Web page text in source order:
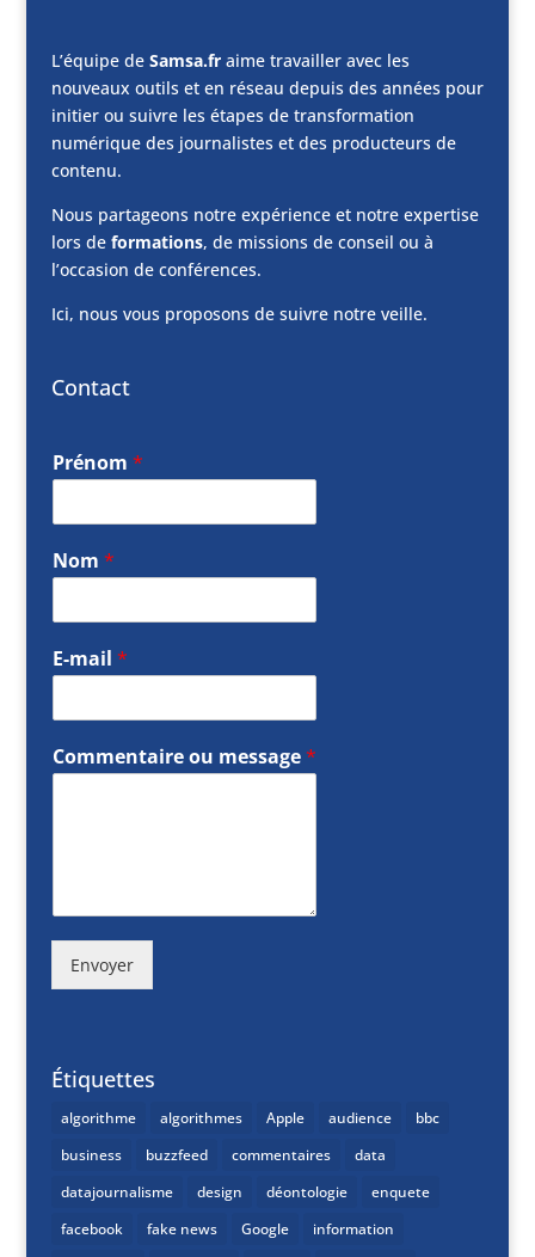
L’équipe de Samsa.fraime travailler avec les
nouveaux outils et en réseau depuis des années pour
initier ou suivre les étapes de transformation
numérique des journalistes et des producteurs de
contenu.
Nous partageons notre expérience et notre expertise
lors de formations, de missions de conseil ou à
l’occasion de conférences.
Ici, nous vous proposons de suivre notre veille.
Contact
Prénom *
Nom *
E-mail *
Commentaire ou message*
Envoyer
Étiquettes
algorithme algorithmes Apple audience
bbc
business
buzzfeed commentaires
data
datajournalisme
design déontologie
enquete
facebook
fake news Google
information